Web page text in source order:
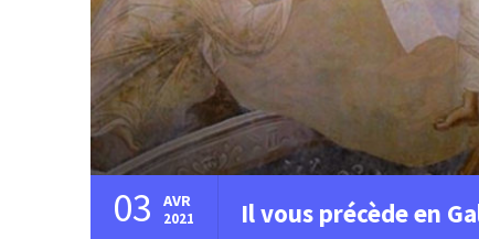
03 AVR
2021 Il vous précède en